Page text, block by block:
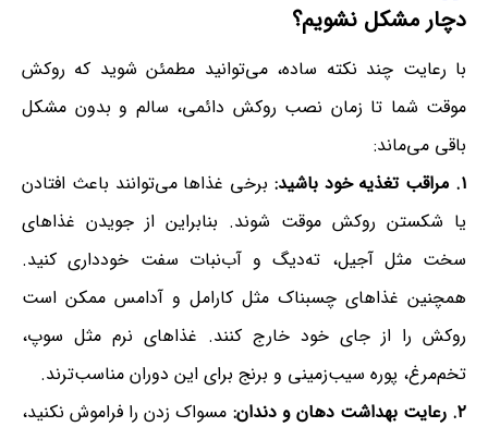
دچار مشکل نشویم؟
با رعایت چند نکته ساده، می‌توانید مطمئن شوید که روکش
موقت شما تا زمان نصب روکش دائمی، سالم و بدون مشکل
باقی می‌ماند:
۱. مراقب تغذیه خود باشید:
برخی غذاها می‌توانند باعث افتادن
یا شکستن روکش موقت شوند. بنابراین از جویدن غذاهای
سخت مثل آجیل، ته‌دیگ و آب‌نبات سفت خودداری کنید.
همچنین غذاهای چسبناک مثل کارامل و آدامس ممکن است
روکش را از جای خود خارج کنند. غذاهای نرم مثل سوپ،
تخم‌مرغ، پوره سیب‌زمینی و برنج برای این دوران مناسب‌ترند.
۲. رعایت بهداشت دهان و دندان:
مسواک زدن را فراموش نکنید،